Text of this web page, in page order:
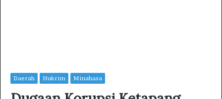
Daerah Hukrim Minahasa